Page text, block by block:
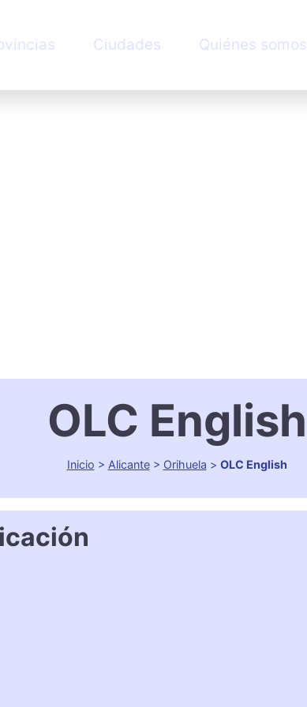
Ciudades Quiénes somos
OLC English
Inicio > Alicante> Orihuela > OLC English